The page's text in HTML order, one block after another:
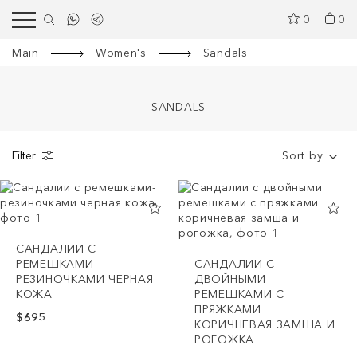
0 0
Main Women's Sandals
SANDALS
Filter Sort by
САНДАЛИИ С
РЕМЕШКАМИ-
РЕЗИНОЧКАМИ ЧЕРНАЯ
КОЖА
$695
CАНДАЛИИ С
ДВОЙНЫМИ
РЕМЕШКАМИ С
ПРЯЖКАМИ
КОРИЧНЕВАЯ ЗАМША И
РОГОЖКА